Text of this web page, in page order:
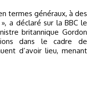
termes généraux, à des
a déclaré sur la BBC le
britannique Gordon
dans le cadre de
d’avoir lieu, menant